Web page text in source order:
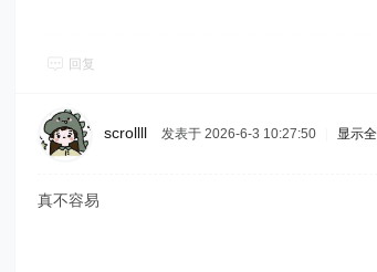
回复
scrollll 发表于 2026-6-3 10:27:50 显示
真不容易